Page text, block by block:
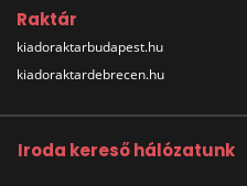
Raktár
kiadoraktarbudapest.hu
kiadoraktardebrecen.hu
Iroda kereső hálózatunk